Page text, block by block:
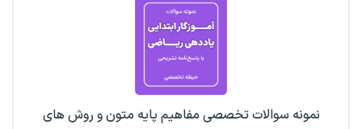
نمونه سوالات تخصصی مفاهیم پایه متون و روش های